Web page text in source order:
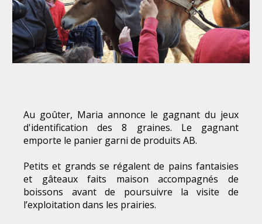
Au goûter, Maria annonce le gagnant du jeux
d'identification des 8 graines. Le gagnant
emporte le panier garni de produits AB.
Petits et grands se régalent de pains fantaisies
et gâteaux faits maison accompagnés de
boissons avant de poursuivre la visite de
l’exploitation dans les prairies.